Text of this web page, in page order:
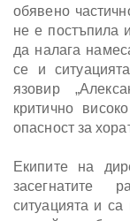
обявено
не е постъпила
да налага
се и
язовир
критично
опасност за
Екипите на
засегнатите
ситуацията и са